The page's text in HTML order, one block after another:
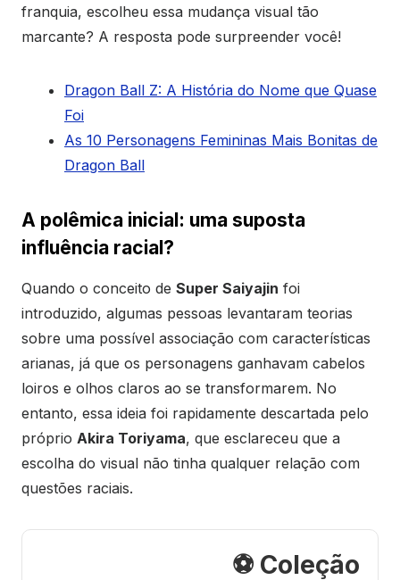
franquia, escolheu essa mudança visual tão
marcante? A resposta pode surpreender você!
Dragon Ball Z: A História do Nome que Quase
Foi
As 10 Personagens Femininas Mais Bonitas de
Dragon Ball
A polêmica inicial: uma suposta
influência racial?
Quando o conceito de Super Saiyajin foi
introduzido, algumas pessoas levantaram teorias
sobre uma possível associação com características
arianas, já que os personagens ganhavam cabelos
loiros e olhos claros ao se transformarem. No
entanto, essa ideia foi rapidamente descartada pelo
próprio Akira Toriyama, que esclareceu que a
escolha do visual não tinha qualquer relação com
questões raciais.
⚽ Coleção